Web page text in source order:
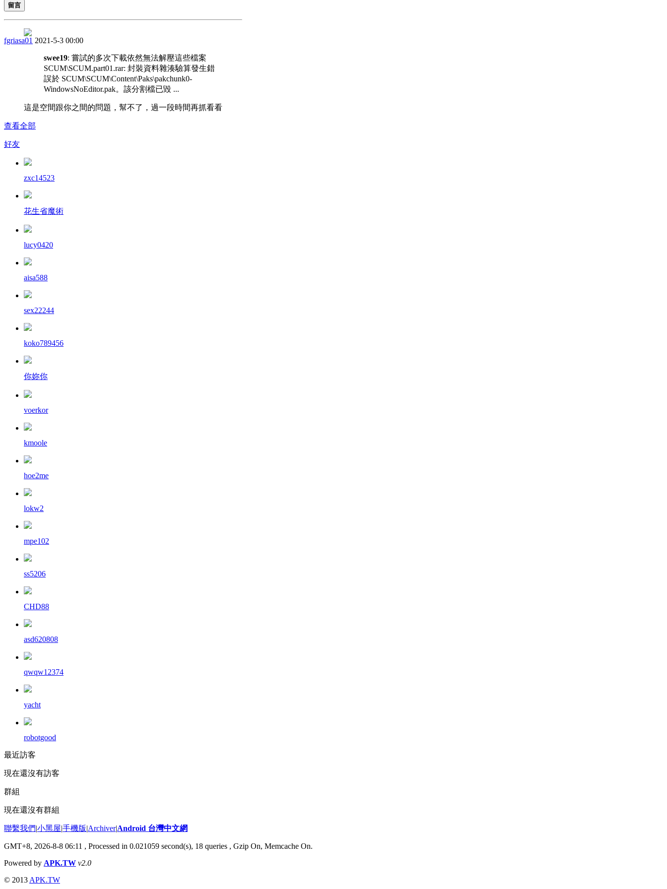
留言
fgriasa01 2021-5-3 00:00
swee19: 嘗試的多次下載依然無法解壓這些檔案
SCUM\SCUM.part01.rar: 封裝資料雜湊驗算發生錯
誤於 SCUM\SCUM\Content\Paks\pakchunk0-
WindowsNoEditor.pak。該分割檔已毀 ...
這是空間跟你之間的問題，幫不了，過一段時間再抓看看
查看全部
好友
zxc14523
花生省魔術
lucy0420
aisa588
sex22244
koko789456
你妳你
voerkor
kmoole
hoe2me
lokw2
mpe102
ss5206
CHD88
asd620808
qwqw12374
yacht
robotgood
最近訪客
現在還沒有訪客
群組
現在還沒有群組
聯繫我們|小黑屋|手機版|Archiver|Android 台灣中文網
GMT+8, 2026-8-8 06:11 , Processed in 0.021059 second(s), 18 queries , Gzip On, Memcache On.
Powered by APK.TW v2.0
© 2013 APK.TW